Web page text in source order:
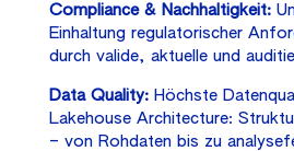
Compliance & Nachhaltigkeit:
Einhaltung regulatorischer
durch valide, aktuelle und
Data Quality: Höchste
Lakehouse Architecture:
– von Rohdaten bis zu